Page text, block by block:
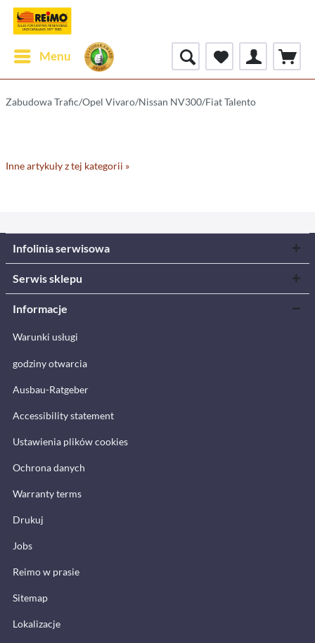
Menu
Zabudowa Trafic/Opel Vivaro/Nissan NV300/Fiat Talento
Inne artykuły z tej kategorii »
Infolinia serwisowa
Serwis sklepu
Informacje
Warunki usługi
godziny otwarcia
Ausbau-Ratgeber
Accessibility statement
Ustawienia plików cookies
Ochrona danych
Warranty terms
Drukuj
Jobs
Reimo w prasie
Sitemap
Lokalizacje